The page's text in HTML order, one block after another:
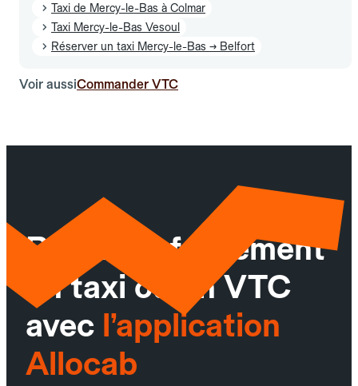
Taxi de Mercy-le-Bas à Colmar
Taxi Mercy-le-Bas Vesoul
Réserver un taxi Mercy-le-Bas → Belfort
Voir aussiCommander VTC
Réservez facilement
un taxi ou un VTC
avec l’application
Allocab